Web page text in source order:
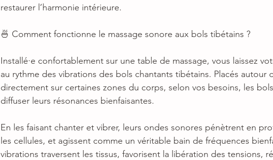
restaurer l’harmonie intérieure.
🍜 Comment fonctionne le massage sonore aux bols tibétains ?
Installé·e confortablement sur une table de massage, vous laissez
au rythme des vibrations des bols chantants tibétains. Placés autour
directement sur certaines zones du corps, selon vos besoins, les
diffuser leurs résonances bienfaisantes.
En les faisant chanter et vibrer, leurs ondes sonores pénètrent en
les cellules, et agissent comme un véritable bain de fréquences
vibrations traversent les tissus, favorisent la libération des tensions,